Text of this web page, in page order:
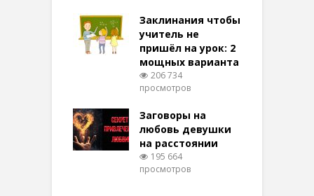
Заклинания чтобы
учитель не
пришёл на урок: 2
мощных варианта
206 734
просмотров
Заговоры на
любовь девушки
на расстоянии
195 664
просмотров